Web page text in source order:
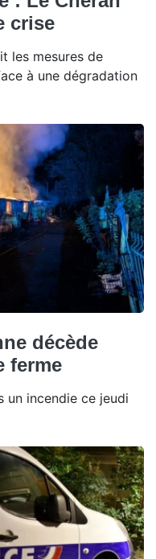
crise
les mesures de
à une dégradation
décède
ferme
un incendie ce jeudi